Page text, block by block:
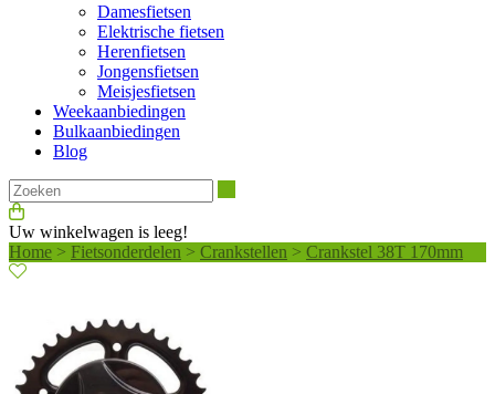
Damesfietsen
Elektrische fietsen
Herenfietsen
Jongensfietsen
Meisjesfietsen
Weekaanbiedingen
Bulkaanbiedingen
Blog
Uw winkelwagen is leeg!
Home > Fietsonderdelen > Crankstellen > Crankstel 38T 170mm